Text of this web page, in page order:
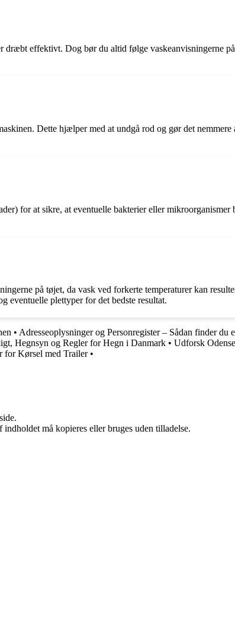
dræbt effektivt. Dog bør du altid følge vaskeanvisningerne
Dette hjælper med at undgå rod og gør det nemmere
for at sikre, at eventuelle bakterier eller
på tøjet, da vask ved forkerte temperaturer kan
eventuelle plettyper for det bedste resultat.
• Adresseoplysninger og Personregister – Sådan finder du
Hegnsyn og Regler for Hegn i Danmark • Udforsk
for Kørsel med Trailer•
må kopieres eller bruges uden tilladelse.